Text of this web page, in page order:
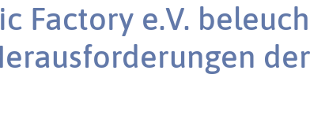
Factory e.V.